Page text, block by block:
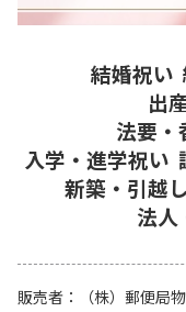
結婚祝い
出
法要・
入学・進学祝い
新築・引越
法人
販売者
（株）郵便局